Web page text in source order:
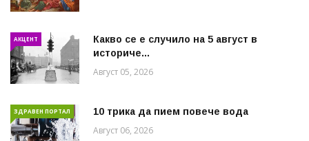
АКЦЕНТ
Какво се е случило на 5 август в
историче...
Август 05, 2026
ЗДРАВЕН ПОРТАЛ 10 трика да пием повече вода
Август 06, 2026